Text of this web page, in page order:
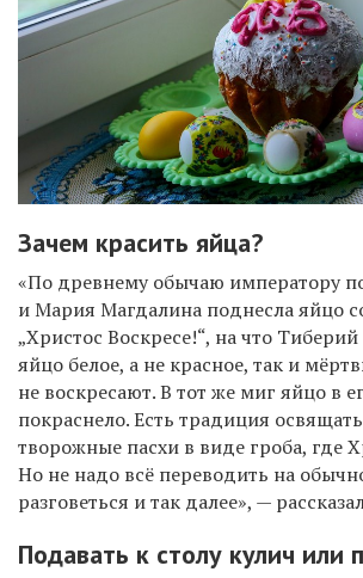
Зачем красить яйца?
«По древнему обычаю императору
и Мария Магдалина поднесла яйцо
„Христос Воскресе!“, на что Тиберий
яйцо белое, а не красное, так и
не воскресают. В тот же миг яйцо в
покраснело. Есть традиция
творожные пасхи в виде гроба, где
Но не надо всё переводить на
разговеться и так далее», —
Подавать к столу кулич или